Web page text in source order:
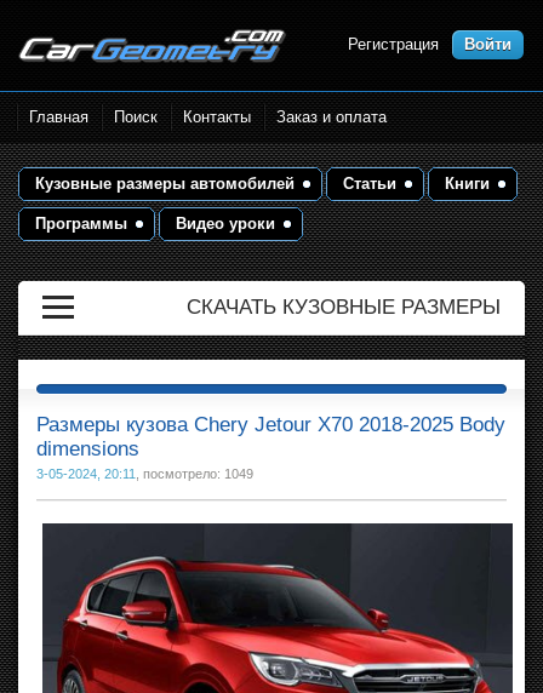
Размеры кузова автомобилей.
Контрольные точки и кузовные
размеры. Геометрия кузова
Регистрация Войти
Главная Поиск Контакты Заказ и оплата
Кузовные размеры автомобилей Статьи Книги
Программы Видео уроки
СКАЧАТЬ КУЗОВНЫЕ РАЗМЕРЫ
Размеры кузова Chery Jetour X70 2018-2025 Body
dimensions
3-05-2024, 20:11 , посмотрело: 1049